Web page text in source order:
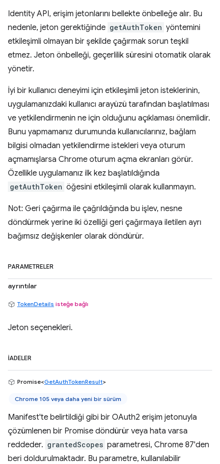
Identity API, erişim jetonlarını bellekte önbelleğe alır. Bu
nedenle, jeton gerektiğinde getAuthToken yöntemini
etkileşimli olmayan bir şekilde çağırmak sorun teşkil
etmez. Jeton önbelleği, geçerlilik süresini otomatik olarak
yönetir.
İyi bir kullanıcı deneyimi için etkileşimli jeton isteklerinin,
uygulamanızdaki kullanıcı arayüzü tarafından başlatılması
ve yetkilendirmenin ne için olduğunu açıklaması önemlidir.
Bunu yapmamanız durumunda kullanıcılarınız, bağlam
bilgisi olmadan yetkilendirme istekleri veya oturum
açmamışlarsa Chrome oturum açma ekranları görür.
Özellikle uygulamanız ilk kez başlatıldığında
getAuthToken öğesini etkileşimli olarak kullanmayın.
Not: Geri çağırma ile çağrıldığında bu işlev, nesne
döndürmek yerine iki özelliği geri çağırmaya iletilen ayrı
bağımsız değişkenler olarak döndürür.
PARAMETRELER
ayrıntılar
TokenDetails isteğe bağlı
Jeton seçenekleri.
İADELER
Promise<GetAuthTokenResult>
Chrome 105 veya daha yeni bir sürüm
Manifest'te belirtildiği gibi bir OAuth2 erişim jetonuyla
çözümlenen bir Promise döndürür veya hata varsa
reddeder. grantedScopes parametresi, Chrome 87'den
beri doldurulmaktadır. Bu parametre, kullanılabilir